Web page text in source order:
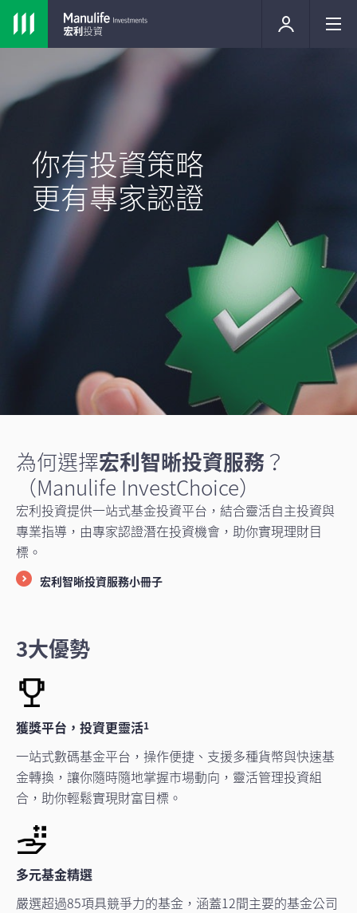
你有投資策略
更有專家認證
為何選擇宏利智晰投資服務？
（Manulife InvestChoice）
宏利投資提供一站式基金投資平台，結合靈活自主投資與
專業指導，由專家認證潛在投資機會，助你實現理財目
標。
宏利智晰投資服務小冊子
3大優勢
獲獎平台，投資更靈活1
一站式數碼基金平台，操作便捷、支援多種貨幣與快速基
金轉換，讓你隨時隨地掌握市場動向，靈活管理投資組
合，助你輕鬆實現財富目標。
多元基金精選
嚴選超過85項具競爭力的基金，涵蓋12間主要的基金公司